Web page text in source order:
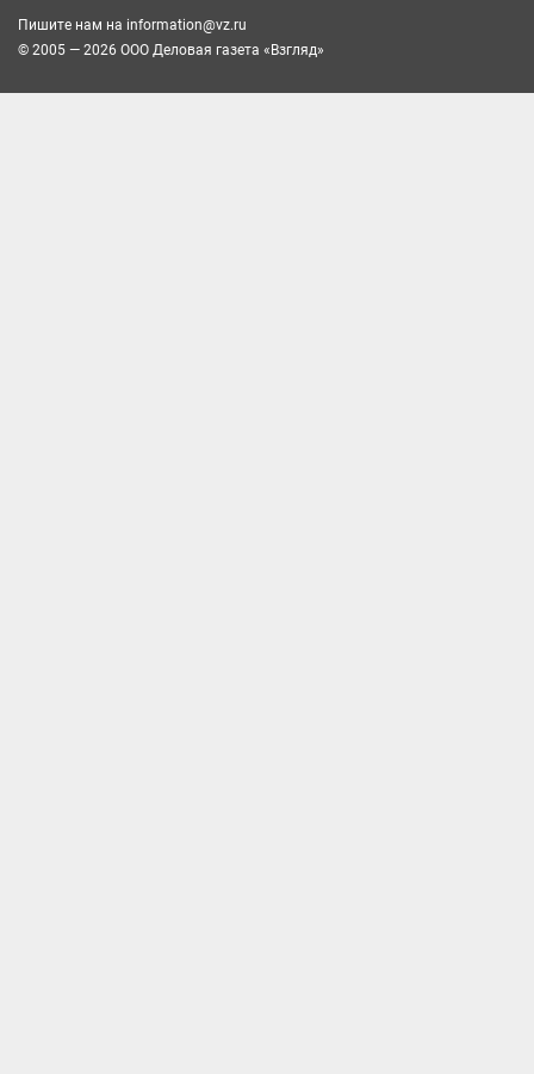
Пишите нам на information@vz.ru
© 2005 — 2026 ООО Деловая газета «Взгляд»